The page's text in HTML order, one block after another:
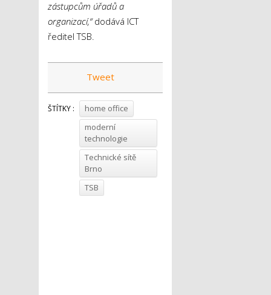
zástupcům úřadů a
organizací,“dodává ICT
ředitel TSB.
Tweet
ŠTÍTKY :
home office
moderní
technologie
Technické sítě
Brno
TSB